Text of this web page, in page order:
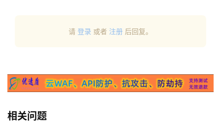
请 登录 或者 注册 后回复。
相关问题